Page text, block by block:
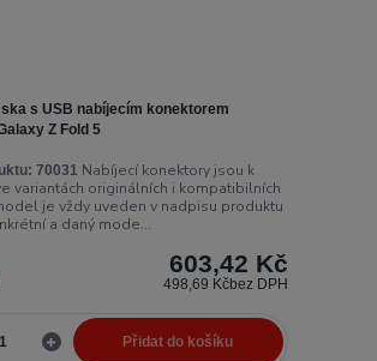
s USB nabíjecím konektorem
Z Fold 5
70031Nabíjecí konektory jsou k
variantách originálních i kompatibilních
je vždy uveden v nadpisu produktu
a daný mode...
603,42 Kč
498,69 Kčbez DPH
Přidat do košíku